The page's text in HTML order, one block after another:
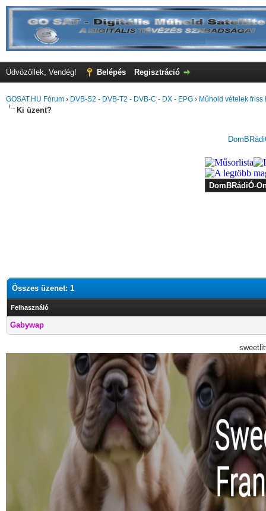
Üdvözöllek, Vendég! Belépés Regisztráció
GOSAT.HU Fórum › DVB-S2 - DVB-T2 - DVB-C - DX - EPG › Műhold vételek friss
Ki üzent?
Összes üzenet: 1
Felhasználó
Gabywap